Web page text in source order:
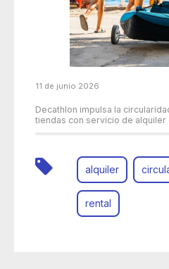
11 de junio 2026
Decathlon impulsa la
tiendas con servicio de
alquiler
rental